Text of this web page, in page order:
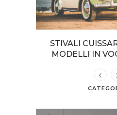
STIVALI
MODELLI IN